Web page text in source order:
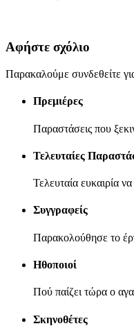
Αφήστε σχόλιο
Παρακαλούμε συνδεθείτε
Πρεμιέρες
Παραστάσεις που
Τελευταίες
Τελευταία ευκαιρία
Συγγραφείς
Παρακολούθησε το
Ηθοποιοί
Πού παίζει τώρα ο
Σκηνοθέτες